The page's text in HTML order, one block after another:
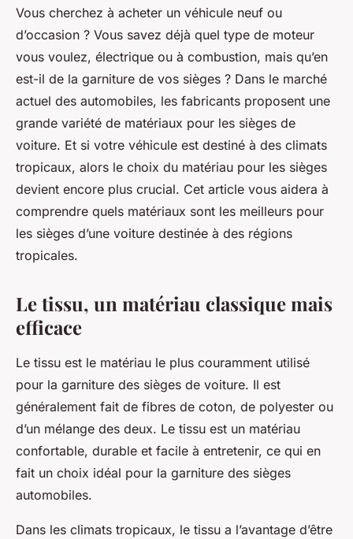
Quels sont les meilleurs
matériaux pour les sièges
d'une voiture destinée à des
climats tropicaux?
Ali•31 mars 2024•6 min de lecture
Vous cherchez à acheter un véhicule neuf ou
d’occasion ? Vous savez déjà quel type de moteur
vous voulez, électrique ou à combustion, mais qu’en
est-il de la garniture de vos sièges ? Dans le marché
actuel des automobiles, les fabricants proposent une
grande variété de matériaux pour les sièges de
voiture. Et si votre véhicule est destiné à des climats
tropicaux, alors le choix du matériau pour les sièges
devient encore plus crucial. Cet article vous aidera à
comprendre quels matériaux sont les meilleurs pour
les sièges d’une voiture destinée à des régions
tropicales.
Le tissu, un matériau classique mais
efficace
Le tissu est le matériau le plus couramment utilisé
pour la garniture des sièges de voiture. Il est
généralement fait de fibres de coton, de polyester ou
d’un mélange des deux. Le tissu est un matériau
confortable, durable et facile à entretenir, ce qui en
fait un choix idéal pour la garniture des sièges
automobiles.
Dans les climats tropicaux, le tissu a l’avantage d’être